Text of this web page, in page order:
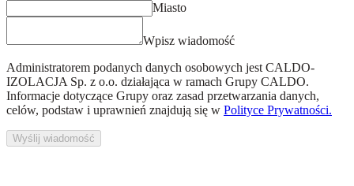
Miasto
Wpisz wiadomość
Administratorem podanych danych osobowych jest CALDO-
IZOLACJA Sp. z o.o. działająca w ramach Grupy CALDO.
Informacje dotyczące Grupy oraz zasad przetwarzania danych,
celów, podstaw i uprawnień znajdują się w Polityce Prywatności.
Wyślij wiadomość